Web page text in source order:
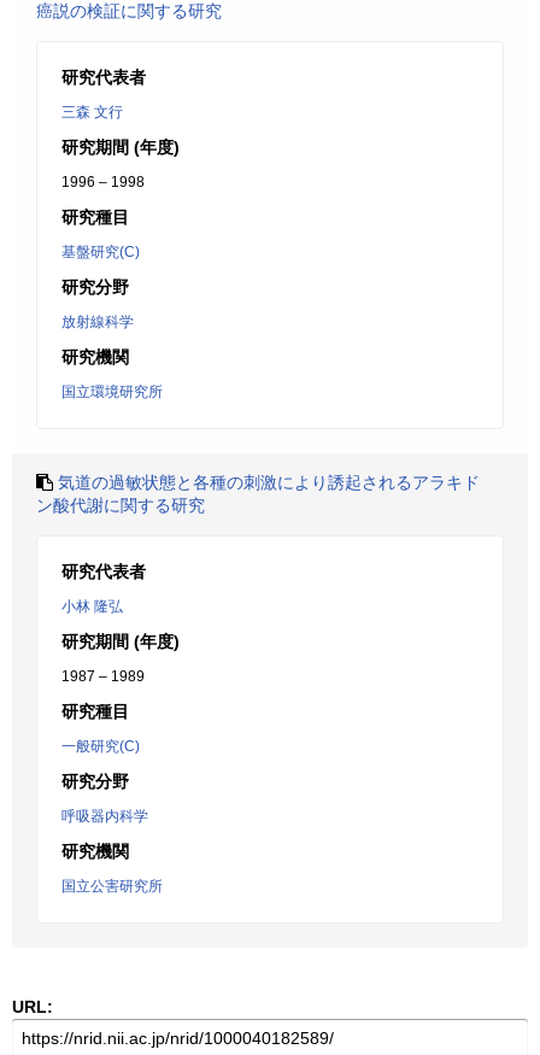
癌説の検証に関する研究
研究代表者
三森 文行
研究期間 (年度)
1996 – 1998
研究種目
基盤研究(C)
研究分野
放射線科学
研究機関
国立環境研究所
気道の過敏状態と各種の刺激により誘起されるアラキド
ン酸代謝に関する研究
研究代表者
小林 隆弘
研究期間 (年度)
1987 – 1989
研究種目
一般研究(C)
研究分野
呼吸器内科学
研究機関
国立公害研究所
URL: